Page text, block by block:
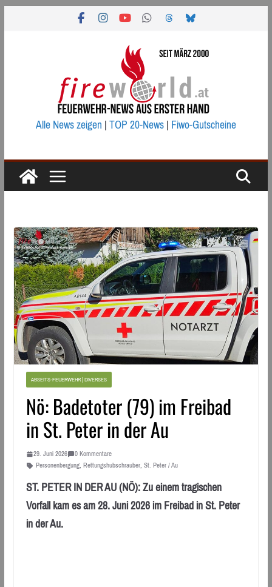
Alle News zeigen|TOP 20-News|Fiwo-Gutscheine
ABSEITS-FEUERWEHR | DIVERSES
Nö: Badetoter (79) im Freibad
in St. Peter in der Au
29. Juni 2026
0 Kommentare
Personenbergung, Rettungshubschrauber, St. Peter / Au
ST. PETER IN DER AU (NÖ): Zu einem tragischen
Vorfall kam es am 28. Juni 2026 im Freibad in St. Peter
in der Au.